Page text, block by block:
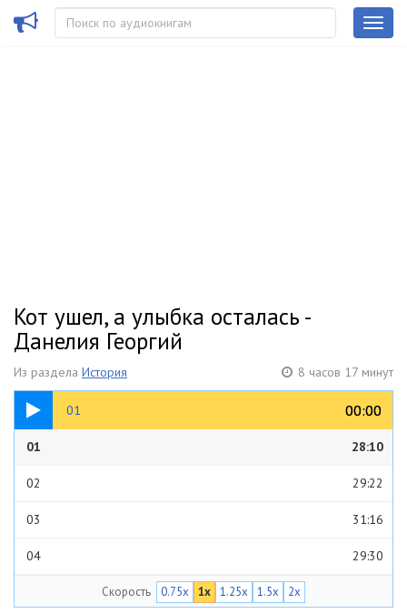
Кот ушел, а улыбка осталась -
Данелия Георгий
Из раздела История 8 часов 17 минут
01 00:00
00:00
28:10
01 28:10
02 29:22
03 31:16
04 29:30
Скорость 0.75x 1x 1.25x 1.5x 2x